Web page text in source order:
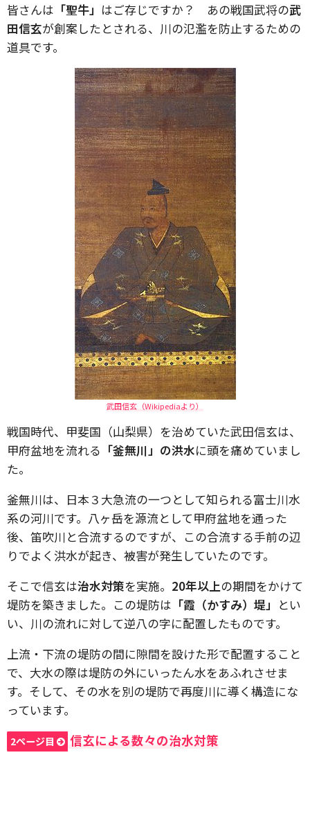
皆さんは 「聖牛」 はご存じですか？ あの戦国武将の武
田信玄が創案したとされる、川の氾濫を防止するための
道具です。
武田信玄（Wikipediaより）
戦国時代、甲斐国（山梨県）を治めていた武田信玄は、
甲府盆地を流れる 「釜無川」の洪水に頭を痛めていまし
た。
釜無川は、日本３大急流の一つとして知られる富士川水
系の河川です。八ヶ岳を源流として甲府盆地を通った
後、笛吹川と合流するのですが、この合流する手前の辺
りでよく洪水が起き、被害が発生していたのです。
そこで信玄は治水対策を実施。 20年以上の期間をかけて
堤防を築きました。この堤防は 「霞（かすみ）堤」 とい
い、川の流れに対して逆八の字に配置したものです。
上流・下流の堤防の間に隙間を設けた形で配置すること
で、大水の際は堤防の外にいったん水をあふれさせま
す。そして、その水を別の堤防で再度川に導く構造にな
っています。
2ページ目 信玄による数々の治水対策